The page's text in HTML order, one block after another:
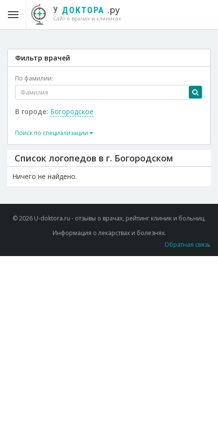
У ДОКТОРА .ру
Сайт о врачах и клиниках
Фильтр врачей
По фамилии:
В городе: Богородское
Поиск по специализации
Список логопедов в г. Богородском
Ничего не найдено.
© 2026 U-doktora.ru - отзывы о врачах, рейтинг клиник и больниц.
Информация о лекарствах и болезнях.
Обратная связь